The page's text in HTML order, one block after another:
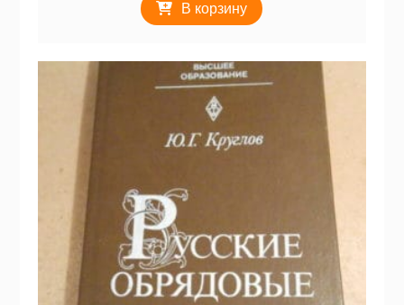
В корзину